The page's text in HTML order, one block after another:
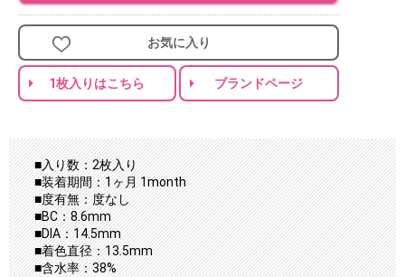
お気に入り
1枚入りはこちら ブランドページ
■入り数：2枚入り
■装着期間：1ヶ月 1month
■度有無：度なし
■BC：8.6mm
■DIA：14.5mm
■着色直径：13.5mm
■含水率：38%